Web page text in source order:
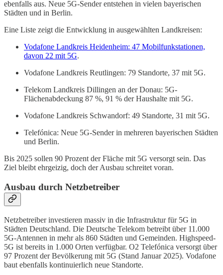
ebenfalls aus. Neue 5G-Sender entstehen in vielen bayerischen
Städten und in Berlin.
Eine Liste zeigt die Entwicklung in ausgewählten Landkreisen:
Vodafone Landkreis Heidenheim: 47 Mobilfunkstationen,
davon 22 mit 5G.
Vodafone Landkreis Reutlingen: 79 Standorte, 37 mit 5G.
Telekom Landkreis Dillingen an der Donau: 5G-
Flächenabdeckung 87 %, 91 % der Haushalte mit 5G.
Vodafone Landkreis Schwandorf: 49 Standorte, 31 mit 5G.
Telefónica: Neue 5G-Sender in mehreren bayerischen Städten
und Berlin.
Bis 2025 sollen 90 Prozent der Fläche mit 5G versorgt sein. Das
Ziel bleibt ehrgeizig, doch der Ausbau schreitet voran.
Ausbau durch Netzbetreiber
Netzbetreiber investieren massiv in die Infrastruktur für 5G in
Städten Deutschland. Die Deutsche Telekom betreibt über 11.000
5G-Antennen in mehr als 860 Städten und Gemeinden. Highspeed-
5G ist bereits in 1.000 Orten verfügbar. O2 Telefónica versorgt über
97 Prozent der Bevölkerung mit 5G (Stand Januar 2025). Vodafone
baut ebenfalls kontinuierlich neue Standorte.